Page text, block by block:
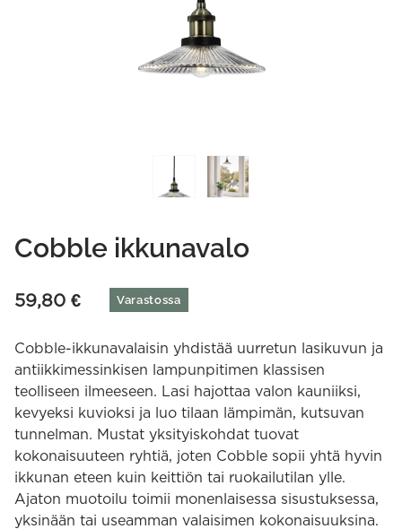
Cobble ikkunavalo
59,80 € Varastossa
Cobble-ikkunavalaisin yhdistää uurretun lasikuvun ja
antiikkimessinkisen lampunpitimen klassisen
teolliseen ilmeeseen. Lasi hajottaa valon kauniiksi,
kevyeksi kuvioksi ja luo tilaan lämpimän, kutsuvan
tunnelman. Mustat yksityiskohdat tuovat
kokonaisuuteen ryhtiä, joten Cobble sopii yhtä hyvin
ikkunan eteen kuin keittiön tai ruokailutilan ylle.
Ajaton muotoilu toimii monenlaisessa sisustuksessa,
yksinään tai useamman valaisimen kokonaisuuksina.